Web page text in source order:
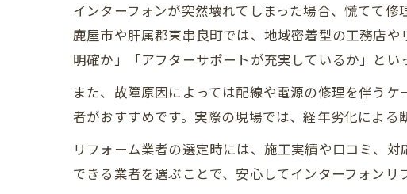
見
インタ
リ
相
イ
インターフォンが突然壊れてしまった場合、慌てて
鹿屋市や肝属郡東串良町では、地域密着型の工務店
明確か」「アフターサポートが充実しているか」とい
また、故障原因によっては配線や電源の修理を伴う
者がおすすめです。実際の現場では、経年劣化による
リフォーム業者の選定時には、施工実績や口コミ、
できる業者を選ぶことで、安心してインターフォンリ